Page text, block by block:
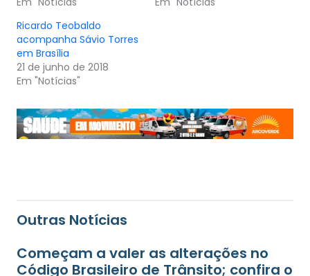
Ricardo Teobaldo
acompanha Sávio Torres
em Brasília
21 de junho de 2018
Em "Notícias"
Outras Notícias
Começam a valer as alterações no
Código Brasileiro de Trânsito; confira o